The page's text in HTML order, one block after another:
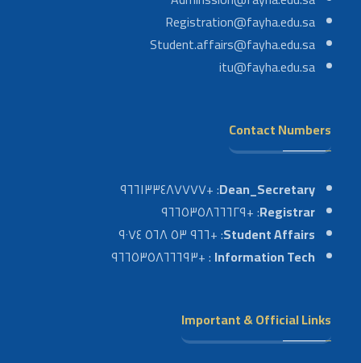
Registration@fayha.edu.sa
Student.affairs@fayha.edu.sa
itu@fayha.edu.sa
Contact Numbers
Dean_Secretary: +٩٦٦١٣٣٤٨٧٧٧٧
Registrar: +٩٦٦٥٣٥٨٦٦٦٢٩
Student Affairs: +٩٦٦ ٥٣ ٥٦٨ ٩٠٧٤
Information Tech : +٩٦٦٥٣٥٨٦٦٦٩٣
Important & Official Links